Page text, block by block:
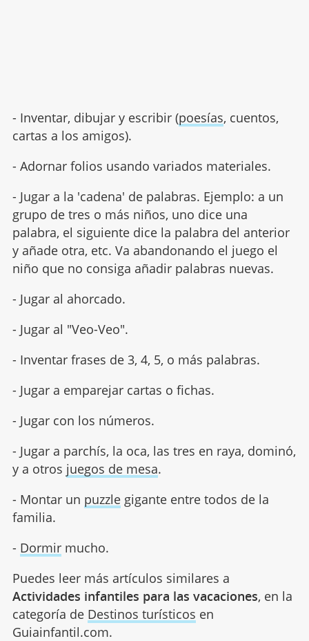
- Inventar, dibujar y escribir (poesías, cuentos,
cartas a los amigos).
- Adornar folios usando variados materiales.
- Jugar a la 'cadena' de palabras. Ejemplo: a un
grupo de tres o más niños, uno dice una
palabra, el siguiente dice la palabra del anterior
y añade otra, etc. Va abandonando el juego el
niño que no consiga añadir palabras nuevas.
- Jugar al ahorcado.
- Jugar al "Veo-Veo".
- Inventar frases de 3, 4, 5, o más palabras.
- Jugar a emparejar cartas o fichas.
- Jugar con los números.
- Jugar a parchís, la oca, las tres en raya, dominó,
y a otros juegos de mesa.
- Montar un puzzlegigante entre todos de la
familia.
- Dormirmucho.
Puedes leer más artículos similares a
Actividades infantiles para las vacaciones, en la
categoría de Destinos turísticos en
Guiainfantil.com.